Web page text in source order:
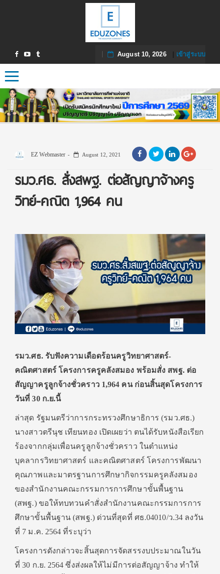
August 10, 2026| เข้าสู่ระบบ
Toggle navigation
EZ Webmaster August 12, 2021
รมว.ศธ. สั่งสพฐ. ต่อสัญญาจ้างครู
วิทย์-คณิต 1,964 คน
รมว.ศธ. รับฟังความเดือดร้อนครูวิทยาศาสตร์-
คณิตศาสตร์ โครงการครูคลังสมอง พร้อมสั่ง สพฐ. ต่อ
สัญญาครูลูกจ้างชั่วคราว 1,964 คน ก่อนสิ้นสุดโครงการ
วันที่ 30ก.ย.นี้
ล่าสุด รัฐมนตรีว่าการกระทรวงศึกษาธิการ (รมว.ศธ.)
นางสาวตรีนุช เทียนทอง เปิดเผยว่า ตนได้รับหนังสือเรียก
ร้องจากกลุ่มเพื่อนครูลูกจ้างชั่วคราว ในตำแหน่ง
บุคลากรวิทยาศาสตร์ และคณิตศาสตร์ โครงการพัฒนา
คุณภาพและมาตรฐานการศึกษากิจกรรมครูคลังสมอง
ของสำนักงานคณะกรรมการการศึกษาขั้นพื้นฐาน
(สพฐ.) ขอให้ทบทวนคำสั่งสำนักงานคณะกรรมการการ
ศึกษาขั้นพื้นฐาน (สพฐ.) ด่วนที่สุดที่ ศธ.04010/ว.34 ลงวัน
ที่ 7 ม.ค. 2564 ที่ระบุว่า
โครงการดังกล่าวจะสิ้นสุดการจัดสรรงบประมาณในวัน
ที่ 30 ก.ย. 2564 ซึ่งส่งผลให้ไม่มีการต่อสัญญาจ้าง ทำให้